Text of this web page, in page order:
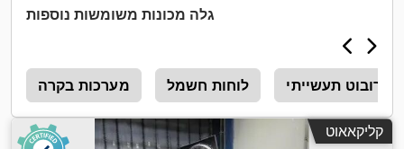
גלה מכונות משומשות נוספות
מערכות בקרה לוחות חשמל רובוט תעשייתי
קליקאאוט